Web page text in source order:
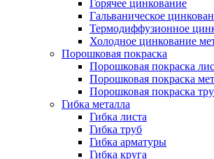
Горячее цинкование
Гальваническое
Термодиффузионное
Холодное цинкование
Порошковая покраска
Порошковая покраска
Порошковая покраска
Порошковая покраска
Гибка металла
Гибка листа
Гибка труб
Гибка арматуры
Гибка круга